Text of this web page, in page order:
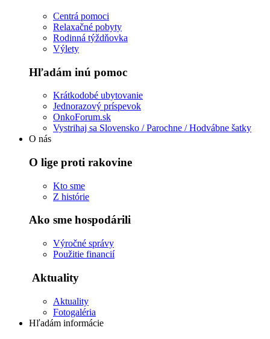
Centrá pomoci
Relaxačné pobyty
Rodinná týždňovka
Výlety
Hľadám inú pomoc
Krátkodobé ubytovanie
Jednorazový príspevok
OnkoForum.sk
Vystrihaj sa Slovensko / Parochne / Hodvábne šatky
O nás
O lige proti rakovine
Kto sme
Z histórie
Ako sme hospodárili
Výročné správy
Použitie financií
Aktuality
Aktuality
Fotogaléria
Hľadám informácie